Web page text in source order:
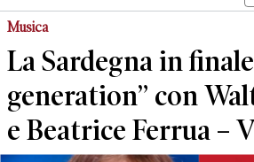
Musica
La Sardegna in
generation” con
e Beatrice Ferrua –